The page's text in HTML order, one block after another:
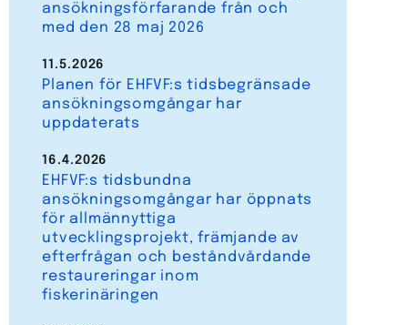
ansökningsförfarande från och
med den 28 maj 2026
Planen för EHFVF:s tidsbegränsade
ansökningsomgångar har
uppdaterats
11.5.2026
EHFVF:s tidsbundna
ansökningsomgångar har öppnats
för allmännyttiga
utvecklingsprojekt, främjande av
efterfrågan och beståndvårdande
restaureringar inom
fiskerinäringen
16.4.2026